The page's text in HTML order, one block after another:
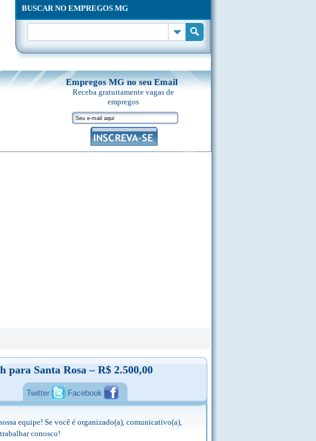
BUSCAR NO EMPREGOS MG
Empregos MG no seu Email
Receba gratuitamente vagas de
empregos
para Santa Rosa – R$ 2.500,00
Twitter Facebook
equipe! Se você é organizado(a), comunicativo(a),
conosco!